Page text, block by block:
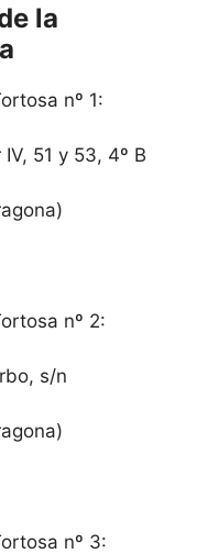
la
nº 1:
51 y 53, 4º B
nº 2:
s/n
nº 3: